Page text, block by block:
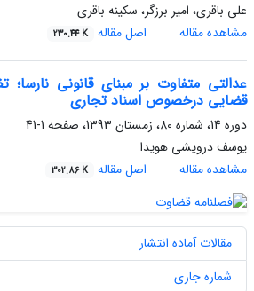
علی باقری، امیر برزگر، سکینه باقری
مشاهده مقاله
اصل مقاله 230.44 K
عدالتی متفاوت بر مبنای قانونی
قضایی درخصوص اسناد تجاری
دوره 14، شماره 80، زمستان 1393، صفحه
1-41
یوسف درویشی هویدا
مشاهده مقاله
اصل مقاله 302.86 K
مقالات آماده انتشار
شماره جاری